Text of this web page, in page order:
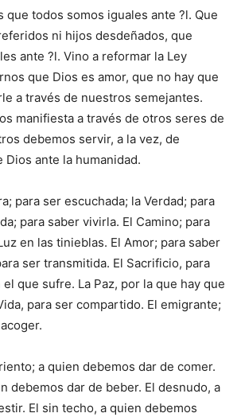
que todos somos iguales ante ?l. Que
ni hijos desdeñados, que
ante ?l. Vino a reformar la Ley
que Dios es amor, que no hay que
a través de nuestros semejantes.
manifiesta a través de otros seres de
debemos servir, a la vez, de
Dios ante la humanidad.
para ser escuchada; la Verdad; para
para saber vivirla. El Camino; para
en las tinieblas. El Amor; para saber
ser transmitida. El Sacrificio, para
que sufre. La Paz, por la que hay que
para ser compartido. El emigrante;
a quien debemos dar de comer.
debemos dar de beber. El desnudo, a
El sin techo, a quien debemos